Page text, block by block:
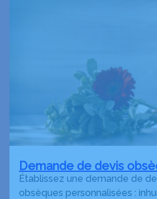
Demande de devis
Établissez une demande de
obsèques personnalisées :